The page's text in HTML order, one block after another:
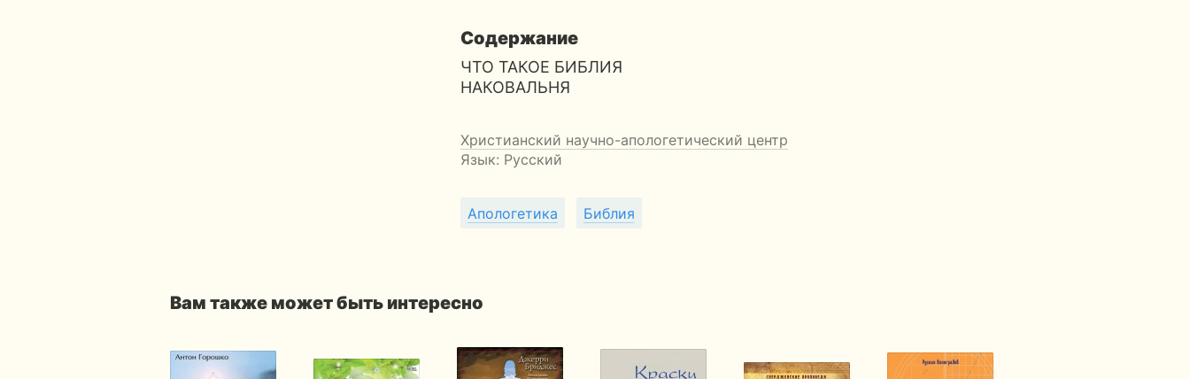
Содержание
ЧТО ТАКОЕ БИБЛИЯ
НАКОВАЛЬНЯ
Христианский научно-апологетический центр
Язык: Русский
Апологетика Библия
Вам также может быть интересно